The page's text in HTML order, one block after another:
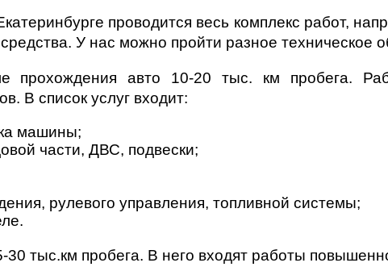
проводится весь комплекс работ,
средства. У нас можно пройти разное
прохождения авто 10-20 тыс. км пробега.
В список услуг входит:
машины;
части, ДВС, подвески;
рулевого управления, топливной системы;
тыс.км пробега. В него входят работы